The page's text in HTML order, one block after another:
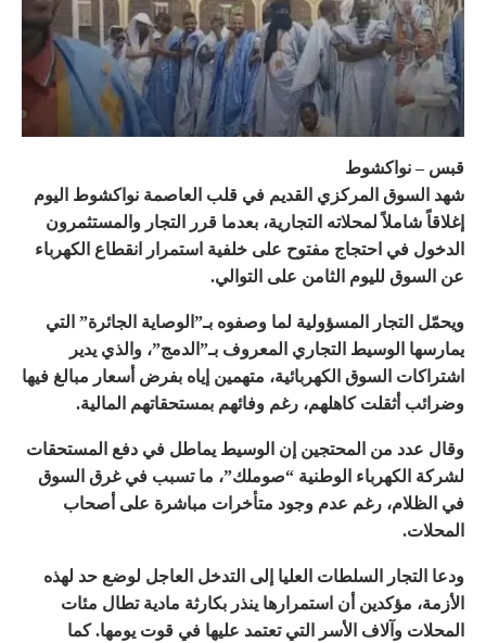
قبس – نواكشوط
شهد السوق المركزي القديم في قلب العاصمة نواكشوط اليوم
إغلاقاً شاملاً لمحلاته التجارية، بعدما قرر التجار والمستثمرون
الدخول في احتجاج مفتوح على خلفية استمرار انقطاع الكهرباء
عن السوق لليوم الثامن على التوالي.
ويحمّل التجار المسؤولية لما وصفوه بـ”الوصاية الجائرة” التي
يمارسها الوسيط التجاري المعروف بـ”الدمج”، والذي يدير
اشتراكات السوق الكهربائية، متهمين إياه بفرض أسعار مبالغ فيها
وضرائب أثقلت كاهلهم، رغم وفائهم بمستحقاتهم المالية.
وقال عدد من المحتجين إن الوسيط يماطل في دفع المستحقات
لشركة الكهرباء الوطنية “صوملك”، ما تسبب في غرق السوق
في الظلام، رغم عدم وجود متأخرات مباشرة على أصحاب
المحلات.
ودعا التجار السلطات العليا إلى التدخل العاجل لوضع حد لهذه
الأزمة، مؤكدين أن استمرارها ينذر بكارثة مادية تطال مئات
المحلات وآلاف الأسر التي تعتمد عليها في قوت يومها. كما